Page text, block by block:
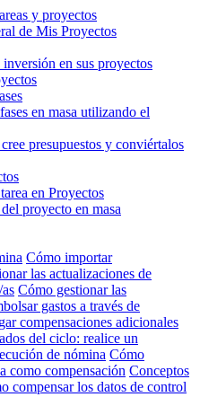
y proyectos
de Mis Proyectos
en sus proyectos
en masa utilizando el
presupuestos y conviértalos
en Proyectos
proyecto en masa
Cómo importar
las actualizaciones de
Cómo gestionar las
gastos a través de
compensaciones adicionales
del ciclo: realice un
de nómina Cómo
como compensación Conceptos
compensar los datos de control